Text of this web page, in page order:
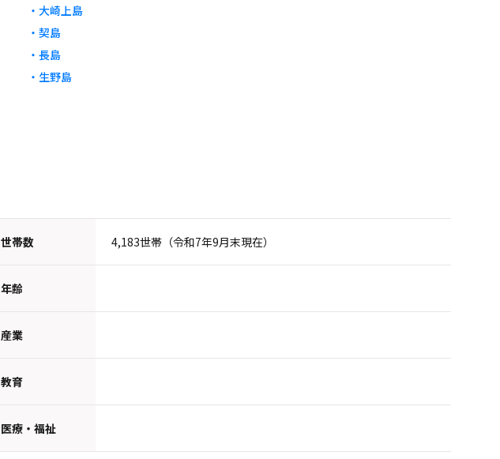
・大崎上島
・契島
・長島
・生野島
世帯数 4,183世帯（令和7年9月末現在）
年齢
産業
教育
医療・福祉